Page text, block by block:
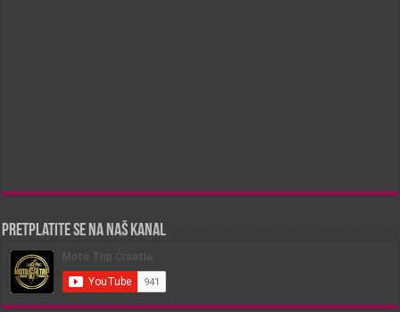
Pretplatite se na naš kanal